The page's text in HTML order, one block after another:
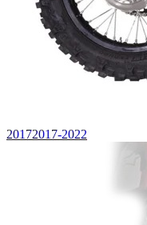
20172017-2022